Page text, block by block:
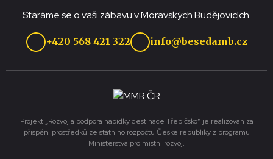
Staráme se o vaši zábavu v Moravských Budějovicích.
+420 568 421 322 info@besedamb.cz
Projekt „Rozvoj a podpora nabídky destinace Třebíčsko“ je realizován za
přispění prostředků ze státního rozpočtu České republiky z programu
Ministerstva pro místní rozvoj.